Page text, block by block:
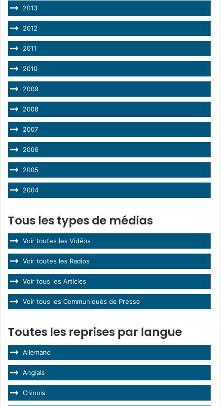
2013
2012
2011
2010
2009
2008
2007
2006
2005
2004
Tous les types de médias
Voir toutes les Vidéos
Voir toutes les Radios
Voir tous les Articles
Voir tous les Communiqués de Presse
Toutes les reprises par langue
Allemand
Anglais
Chinois